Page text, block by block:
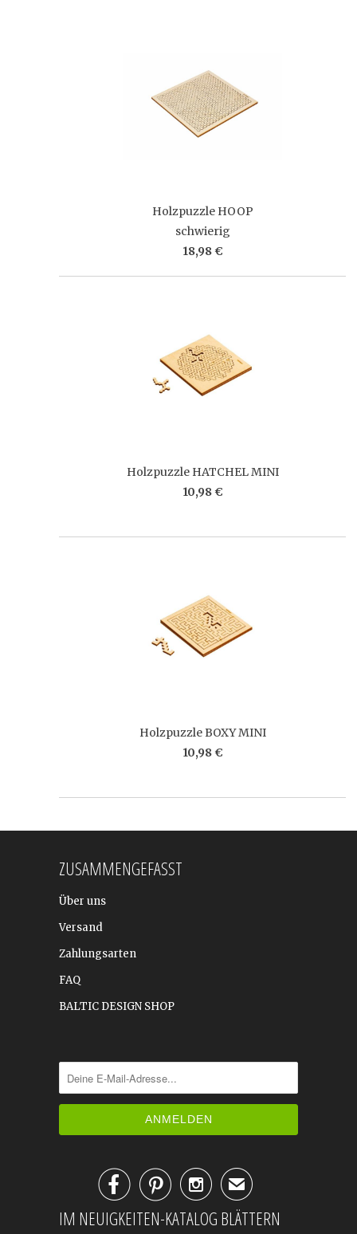
Holzpuzzle HOOP
schwierig
18,98 €
Holzpuzzle HATCHEL MINI
10,98 €
Holzpuzzle BOXY MINI
10,98 €
ZUSAMMENGEFASST
Über uns
Versand
Zahlungsarten
FAQ
BALTIC DESIGN SHOP
✉
IM NEUIGKEITEN-KATALOG BLÄTTERN